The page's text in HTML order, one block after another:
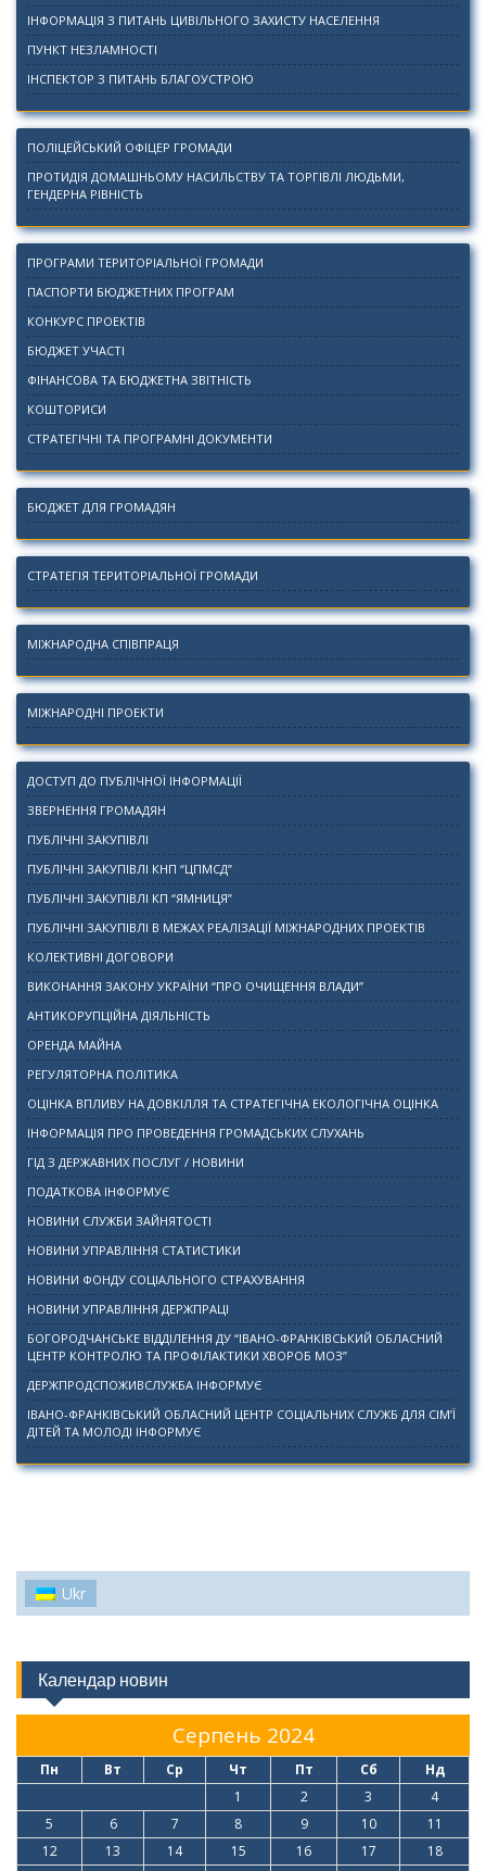
ІНФОРМАЦІЯ З ПИТАНЬ ЦИВІЛЬНОГО ЗАХИСТУ НАСЕЛЕННЯ
ПУНКТ НЕЗЛАМНОСТІ
ІНСПЕКТОР З ПИТАНЬ БЛАГОУСТРОЮ
ПОЛІЦЕЙСЬКИЙ ОФІЦЕР ГРОМАДИ
ПРОТИДІЯ ДОМАШНЬОМУ НАСИЛЬСТВУ ТА ТОРГІВЛІ ЛЮДЬМИ,
ГЕНДЕРНА РІВНІСТЬ
ПРОГРАМИ ТЕРИТОРІАЛЬНОЇ ГРОМАДИ
ПАСПОРТИ БЮДЖЕТНИХ ПРОГРАМ
КОНКУРС ПРОЕКТІВ
БЮДЖЕТ УЧАСТІ
ФІНАНСОВА ТА БЮДЖЕТНА ЗВІТНІСТЬ
КОШТОРИСИ
СТРАТЕГІЧНІ ТА ПРОГРАМНІ ДОКУМЕНТИ
БЮДЖЕТ ДЛЯ ГРОМАДЯН
СТРАТЕГІЯ ТЕРИТОРІАЛЬНОЇ ГРОМАДИ
МІЖНАРОДНА СПІВПРАЦЯ
МІЖНАРОДНІ ПРОЕКТИ
ДОСТУП ДО ПУБЛІЧНОЇ ІНФОРМАЦІЇ
ЗВЕРНЕННЯ ГРОМАДЯН
ПУБЛІЧНІ ЗАКУПІВЛІ
ПУБЛІЧНІ ЗАКУПІВЛІ КНП “ЦПМСД”
ПУБЛІЧНІ ЗАКУПІВЛІ КП “ЯМНИЦЯ”
ПУБЛІЧНІ ЗАКУПІВЛІ В МЕЖАХ РЕАЛІЗАЦІЇ МІЖНАРОДНИХ ПРОЕКТІВ
КОЛЕКТИВНІ ДОГОВОРИ
ВИКОНАННЯ ЗАКОНУ УКРАЇНИ “ПРО ОЧИЩЕННЯ ВЛАДИ”
АНТИКОРУПЦІЙНА ДІЯЛЬНІСТЬ
ОРЕНДА МАЙНА
РЕГУЛЯТОРНА ПОЛІТИКА
ОЦІНКА ВПЛИВУ НА ДОВКІЛЛЯ ТА СТРАТЕГІЧНА ЕКОЛОГІЧНА ОЦІНКА
ІНФОРМАЦІЯ ПРО ПРОВЕДЕННЯ ГРОМАДСЬКИХ СЛУХАНЬ
ГІД З ДЕРЖАВНИХ ПОСЛУГ / НОВИНИ
ПОДАТКОВА ІНФОРМУЄ
НОВИНИ СЛУЖБИ ЗАЙНЯТОСТІ
НОВИНИ УПРАВЛІННЯ СТАТИСТИКИ
НОВИНИ ФОНДУ СОЦІАЛЬНОГО СТРАХУВАННЯ
НОВИНИ УПРАВЛІННЯ ДЕРЖПРАЦІ
БОГОРОДЧАНСЬКЕ ВІДДІЛЕННЯ ДУ “ІВАНО-ФРАНКІВСЬКИЙ ОБЛАСНИЙ
ЦЕНТР КОНТРОЛЮ ТА ПРОФІЛАКТИКИ ХВОРОБ МОЗ”
ДЕРЖПРОДСПОЖИВСЛУЖБА ІНФОРМУЄ
ІВАНО-ФРАНКІВСЬКИЙ ОБЛАСНИЙ ЦЕНТР СОЦІАЛЬНИХ СЛУЖБ ДЛЯ СІМ’Ї
ДІТЕЙ ТА МОЛОДІ ІНФОРМУЄ
Ukr
Календар новин
Серпень 2024
Пн Вт Ср Чт Пт Сб
Нд
1
2 3
4
5
6 7 8 9 10
11
12
13 14 15 16 17
18